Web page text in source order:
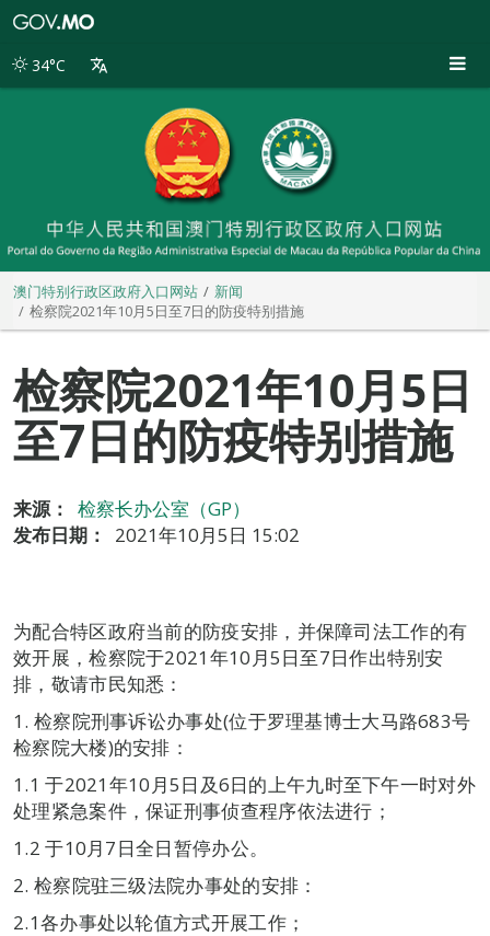
别
34°C
澳门特别行政区政府入口网站
新闻
检察院2021年10月5日至7日的防疫特别措施
检察院2021年10月5日
至7日的防疫特别措施
来源：
检察长办公室（GP）
发布日期：
2021年10月5日 15:02
为配合特区政府当前的防疫安排，并保障司法工作的有
效开展，检察院于2021年10月5日至7日作出特别安
排，敬请市民知悉：
1. 检察院刑事诉讼办事处(位于罗理基博士大马路683号
检察院大楼)的安排：
1.1 于2021年10月5日及6日的上午九时至下午一时对外
处理紧急案件，保证刑事侦查程序依法进行；
1.2 于10月7日全日暂停办公。
2. 检察院驻三级法院办事处的安排：
2.1各办事处以轮值方式开展工作；